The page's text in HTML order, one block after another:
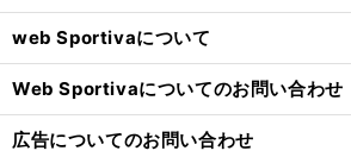
web Sportivaについて
Web Sportivaについてのお問い合わせ
広告についてのお問い合わせ